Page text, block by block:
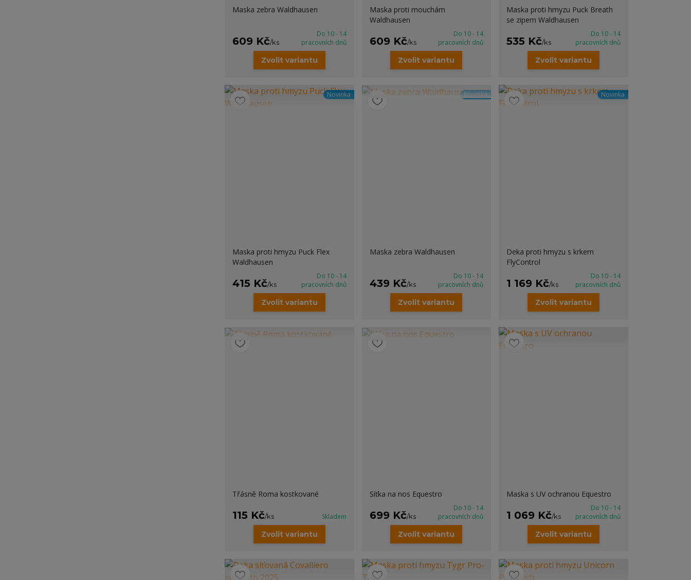
Maska zebra Waldhausen
609 Kč/ks
Do 10 - 14
pracovních dnů
Zvolit variantu
Maska proti mouchám
Waldhausen
609 Kč/ks
Do 10 - 14
pracovních dnů
Zvolit variantu
Maska proti hmyzu Puck Breath
se zipem Waldhausen
535 Kč/ks
Do 10 - 14
pracovních dnů
Zvolit variantu
Novinka
Maska proti hmyzu Puck Flex
Waldhausen
415 Kč/ks
Do 10 - 14
pracovních dnů
Zvolit variantu
Novinka
Maska zebra Waldhausen
439 Kč/ks
Do 10 - 14
pracovních dnů
Zvolit variantu
Novinka
Deka proti hmyzu s krkem
FlyControl
1 169 Kč/ks
Do 10 - 14
pracovních dnů
Zvolit variantu
Třásně Roma kostkované
115 Kč/ks Skladem
Zvolit variantu
Síťka na nos Equestro
699 Kč/ks
Do 10 - 14
pracovních dnů
Zvolit variantu
Maska s UV ochranou Equestro
1 069 Kč/ks
Do 10 - 14
pracovních dnů
Zvolit variantu